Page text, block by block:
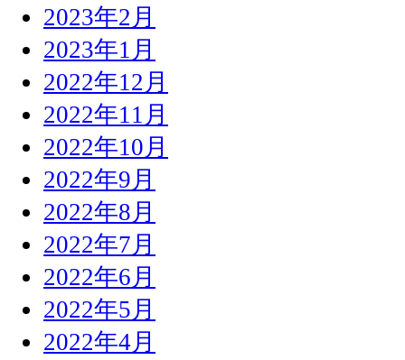
2023年2月
2023年1月
2022年12月
2022年11月
2022年10月
2022年9月
2022年8月
2022年7月
2022年6月
2022年5月
2022年4月